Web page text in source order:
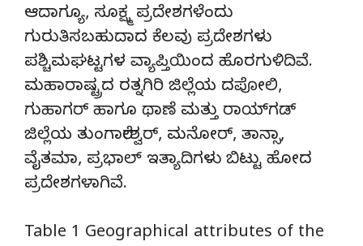
ಆದಾಗ್ಯೂ, ಸೂಕ್ಷ್ಮ ಪ್ರದೇಶಗಳೆಂದು
ಗುರುತಿಸಬಹುದಾದ ಕೆಲವು ಪ್ರದೇಶಗಳು
ಪಶ್ಚಿಮಘಟ್ಟಗಳ ವ್ಯಾಪ್ತಿಯಿಂದ ಹೊರಗುಳಿದಿವೆ.
ಮಹಾರಾಷ್ಟ್ರದ ರತ್ನಗಿರಿ ಜಿಲ್ಲೆಯ ದಪೋಲಿ,
ಗುಹಾಗರ್ ಹಾಗೂ ಥಾಣೆ ಮತ್ತು ರಾಯ್‌ಗಡ್
ಜಿಲ್ಲೆಯ ತುಂಗಾರೇಶ್ವರ್, ಮನೋರ್, ತಾನ್ಸಾ,
ವೈತಮಾ, ಪ್ರಭಾಲ್ ಇತ್ಯಾದಿಗಳು ಬಿಟ್ಟು ಹೋದ
ಪ್ರದೇಶಗಳಾಗಿವೆ.
Table 1 Geographical attributes of the